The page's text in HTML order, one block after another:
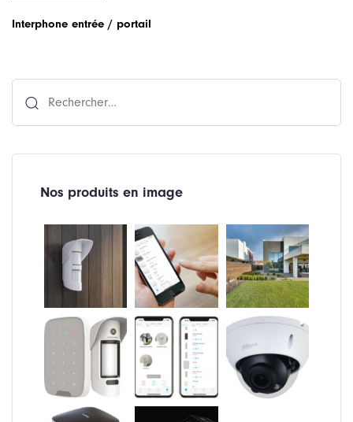
Interphone entrée / portail
Nos produits en image